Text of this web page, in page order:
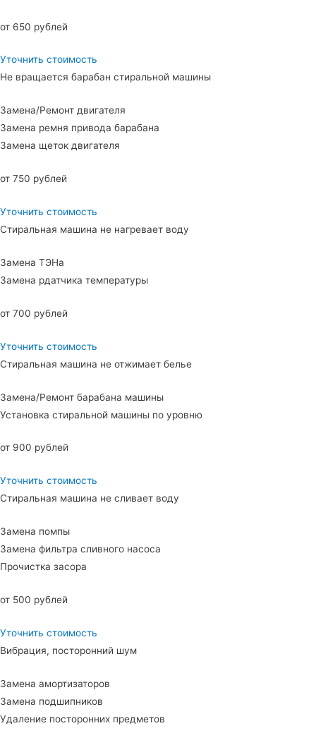
от 650 рублей
Уточнить стоимость
Не вращается барабан стиральной машины
Замена/Ремонт двигателя
Замена ремня привода барабана
Замена щеток двигателя
от 750 рублей
Уточнить стоимость
Стиральная машина не нагревает воду
Замена ТЭНа
Замена рдатчика температуры
от 700 рублей
Уточнить стоимость
Стиральная машина не отжимает белье
Замена/Ремонт барабана машины
Установка стиральной машины по уровню
от 900 рублей
Уточнить стоимость
Стиральная машина не сливает воду
Замена помпы
Замена фильтра сливного насоса
Прочистка засора
от 500 рублей
Уточнить стоимость
Вибрация, посторонний шум
Замена амортизаторов
Замена подшипников
Удаление посторонних предметов